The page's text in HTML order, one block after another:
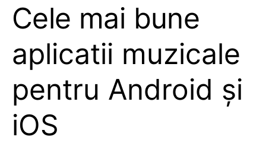
Cele mai bune
aplicatii muzicale
pentru Android și
iOS